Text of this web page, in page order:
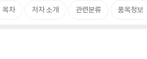
목차 저자 소개 관련분류 품목정보